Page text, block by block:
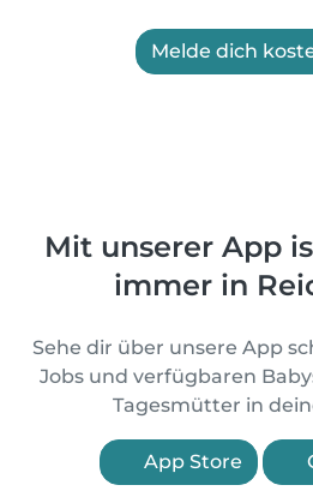
Melde dich
Mit unserer App
immer in
Sehe dir über unsere App
Jobs und verfügbaren
Tagesmütter in
App Store